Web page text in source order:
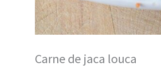
Carne de jaca louca